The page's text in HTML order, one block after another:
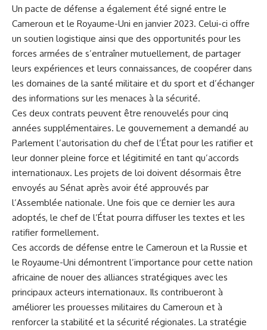
Un pacte de défense a également été⁢ signé entre le
Cameroun⁣ et le Royaume-Uni en janvier 2023. Celui-ci ⁤offre
un soutien logistique ‌ainsi que des opportunités pour⁣ les
‍forces armées de s’entraîner⁣ mutuellement, de partager
leurs expériences et leurs‍ connaissances, de coopérer dans
les⁣ domaines de la santé militaire et du sport et ‌d’échanger
des informations sur les menaces à la sécurité.
Ces deux contrats peuvent être renouvelés pour cinq
années supplémentaires. Le gouvernement a demandé au
Parlement l’autorisation du‍ chef de l’État pour les ratifier et
leur donner pleine force et légitimité en tant qu’accords
internationaux.⁤ Les projets de loi doivent désormais⁢ être
envoyés au Sénat après avoir été approuvés par
l’Assemblée nationale. Une fois que ce ​dernier les aura
adoptés, le chef de l’État pourra diffuser les⁢ textes et les
ratifier formellement.
Ces accords de défense entre le Cameroun ⁢et​ la Russie et
le Royaume-Uni démontrent l’importance pour⁤ cette ‌nation
⁣africaine de ⁣nouer⁤ des alliances stratégiques avec les
principaux acteurs internationaux.‍ Ils ​contribueront à
améliorer les prouesses militaires du Cameroun et à
renforcer la stabilité et la sécurité régionales. La stratégie